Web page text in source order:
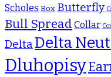
Scholes Box Butterfly
Bull Spread Collar
Delta Delta
Dluhopisy